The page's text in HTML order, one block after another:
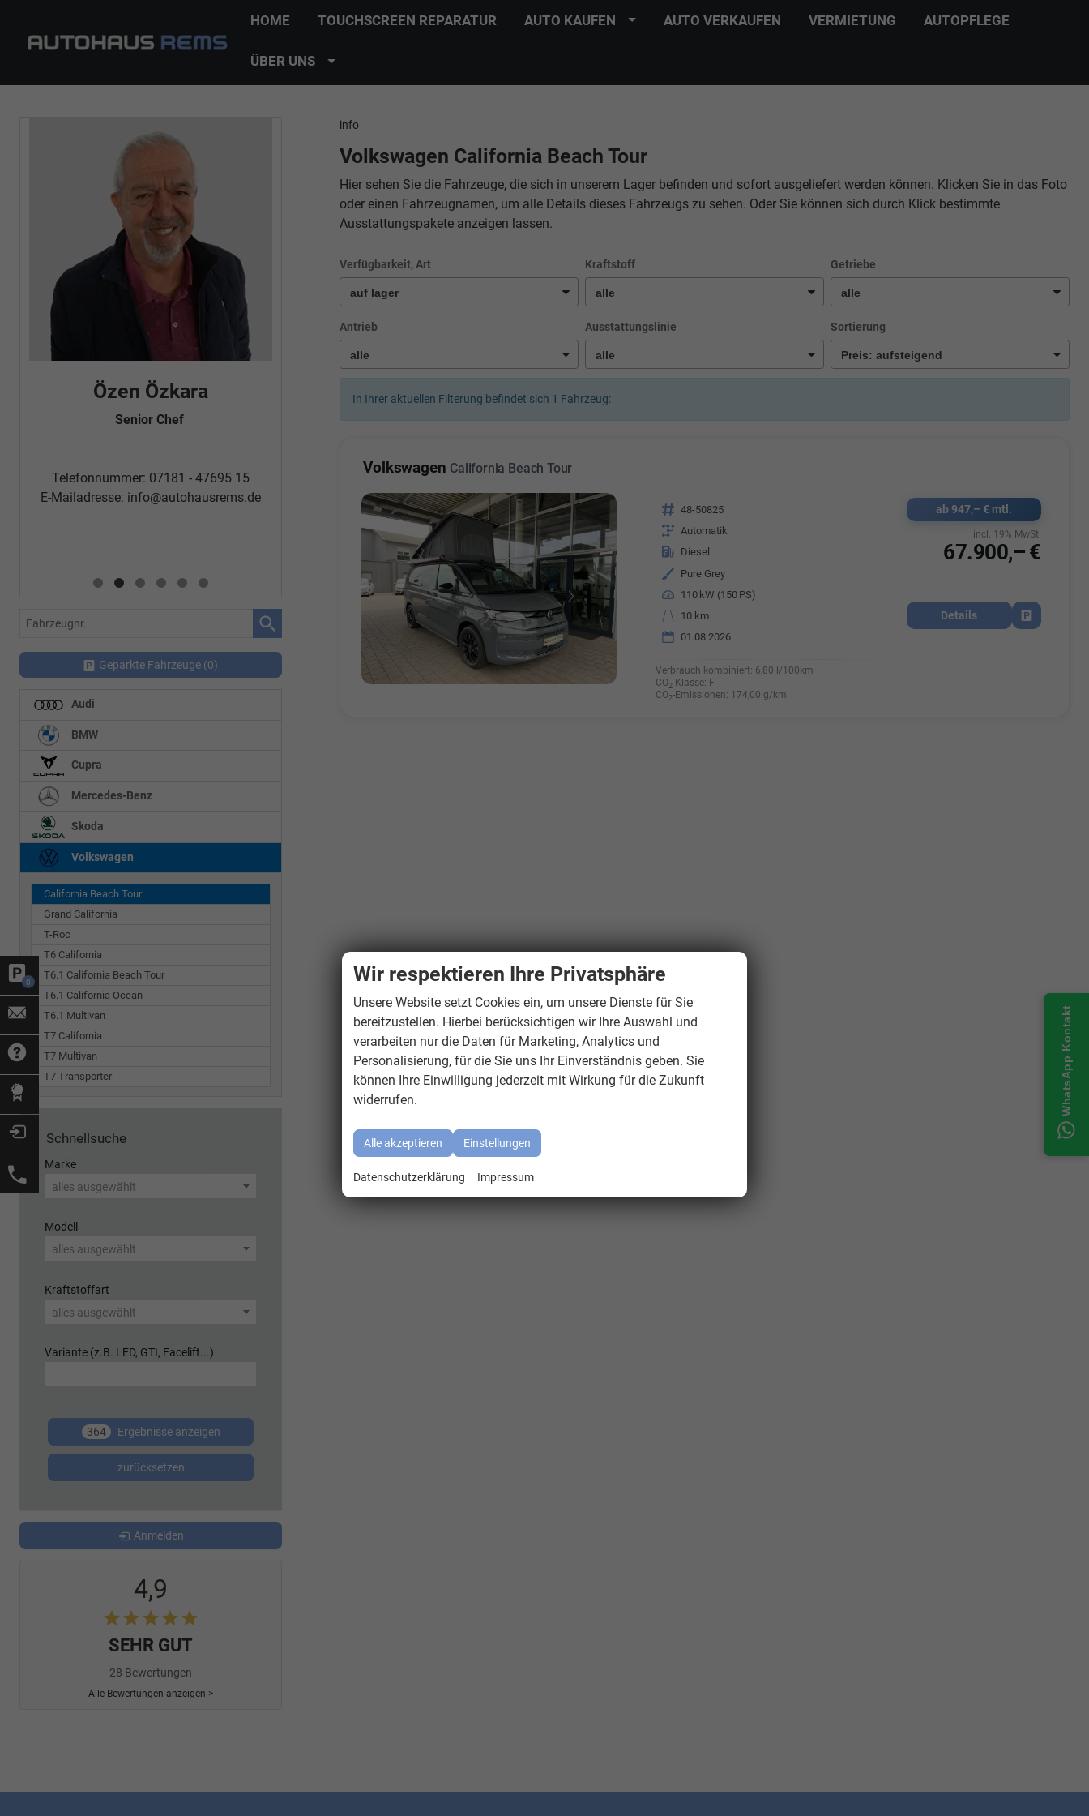
0
HOME TOUCHSCREEN REPARATUR AUTO KAUFEN AUTO VERKAUFEN VERMIETUNG AUTOPFLEGE
ÜBER UNS
info
Volkswagen California Beach Tour
Hier sehen Sie die Fahrzeuge, die sich in unserem Lager befinden und sofort ausgeliefert werden können. Klicken Sie in das Foto
oder einen Fahrzeugnamen, um alle Details dieses Fahrzeugs zu sehen. Oder Sie können sich durch Klick bestimmte
Ausstattungspakete anzeigen lassen.
Verfügbarkeit, Art Kraftstoff Getriebe
Antrieb Ausstattungslinie Sortierung
In Ihrer aktuellen Filterung befindet sich 1 Fahrzeug:
Volkswagen California Beach Tour
Fahrzeugnr. 48-50825
Getriebe Automatik
Kraftstoff Diesel
Außenfarbe Pure Grey
Leistung 110 kW (150 PS)
Kilometerstand
10 km
01.08.2026
Verbrauch kombiniert: 6,80 l/100km
CO2-Klasse: F
CO2-Emissionen: 174,00 g/km
ab 947,– € mtl.
67.900,– €
incl. 19% MwSt.
Details
Fahrzeug
Özen Özkara
Senior Chef
Telefonnummer: 07181 - 47695 15
E-Mailadresse: info@autohausrems.de
Fatma Özyürek Oguz
Automobilkaufrau -Verkauf/Einkauf
Telefonnummer: 07181 - 47695 15
E-Mailadresse:info@autohausrems.de
Özden Özkara-Budak
E-Mailadresse:
E-Mailadresse:info@autohausrems.de
Fahrzeugnr.
Geparkte Fahrzeuge (0)
Audi
BMW
Cupra
Mercedes-Benz
Skoda
Volkswagen
California Beach Tour
Grand California
T-Roc
T6 California
T6.1 California Beach Tour
T6.1 California Ocean
T6.1 Multivan
T7 California
T7 Multivan
T7 Transporter
Schnellsuche
Marke
alles ausgewählt
Modell
alles ausgewählt
Kraftstoffart
alles ausgewählt
Variante (z.B. LED, GTI, Facelift...)
364 Ergebnisse anzeigen
zurücksetzen
Anmelden
4,9
SEHR GUT
28 Bewertungen
Alle Bewertungen anzeigen >
WhatsApp Kontakt
Wir respektieren Ihre Privatsphäre
Unsere Website setzt Cookies ein, um unsere Dienste für Sie
bereitzustellen. Hierbei berücksichtigen wir Ihre Auswahl und
verarbeiten nur die Daten für Marketing, Analytics und
Personalisierung, für die Sie uns Ihr Einverständnis geben. Sie
können Ihre Einwilligung jederzeit mit Wirkung für die Zukunft
widerrufen.
Alle akzeptieren Einstellungen
Datenschutzerklärung Impressum